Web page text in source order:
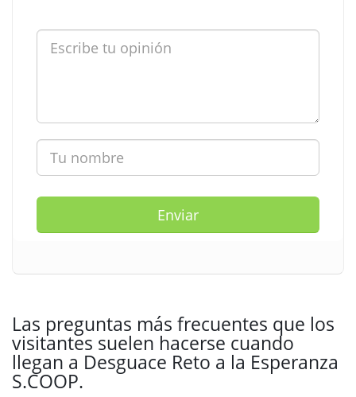
Enviar
Las preguntas más frecuentes que los
visitantes suelen hacerse cuando
llegan a Desguace Reto a la Esperanza
S.COOP.